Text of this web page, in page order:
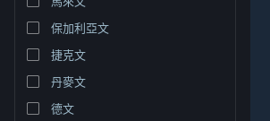
保加利亞文
捷克文
丹麥文
德文